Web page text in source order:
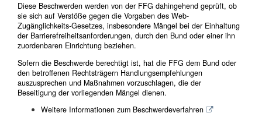
Diese Beschwerden werden von der FFG dahingehend geprüft, ob
sie sich auf Verstöße gegen die Vorgaben des Web-
Zugänglichkeits-Gesetzes, insbesondere Mängel bei der Einhaltung
der Barrierefreiheitsanforderungen, durch den Bund oder einer ihn
zuordenbaren Einrichtung beziehen.
Sofern die Beschwerde berechtigt ist, hat die FFG dem Bund oder
den betroffenen Rechtsträgern Handlungsempfehlungen
auszusprechen und Maßnahmen vorzuschlagen, die der
Beseitigung der vorliegenden Mängel dienen.
Weitere Informationen zum Beschwerdeverfahren